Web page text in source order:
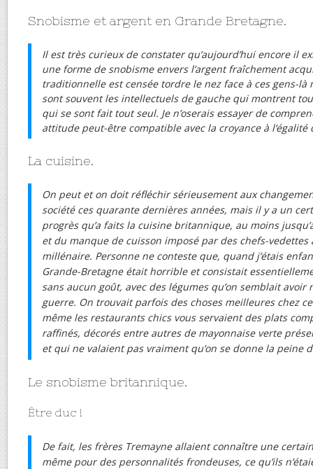
Snobisme et argent en Grande Bretagne.
Il est très curieux de constater qu’aujourd’hui encore il
une forme de snobisme envers l’argent fraîchement
traditionnelle est censée tordre le nez face à ces gens-là
sont souvent les intellectuels de gauche qui montrent
qui se sont fait tout seul. Je n’oserais essayer de
attitude peut-être compatible avec la croyance à l’égalité
La cuisine.
On peut et on doit réfléchir sérieusement aux
société ces quarante dernières années, mais il y a un
progrès qu’a faits la cuisine britannique, au moins
et du manque de cuisson imposé par des chefs-
millénaire. Personne ne conteste que, quand j’étais
Grande-Bretagne était horrible et consistait
sans aucun goût, avec des légumes qu’on semblait
guerre. On trouvait parfois des choses meilleures chez
même les restaurants chics vous servaient des plats
raffinés, décorés entre autres de mayonnaise verte
et qui ne valaient pas vraiment qu’on se donne la peine
Le snobisme britannique.
Être duc !
De fait, les frères Tremayne allaient connaître une
même pour des personnalités frondeuses, ce qu’ils